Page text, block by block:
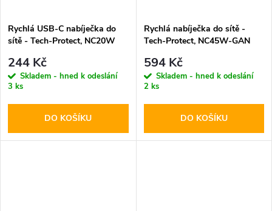
Rychlá USB-C nabíječka do
sítě - Tech-Protect, NC20W
244 Kč
Skladem - hned k odeslání
3 ks
DO KOŠÍKU
Rychlá nabíječka do sítě -
Tech-Protect, NC45W-GAN
594 Kč
Skladem - hned k odeslání
2 ks
DO KOŠÍKU